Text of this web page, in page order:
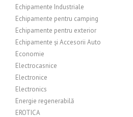
Echipamente Industriale
Echipamente pentru camping
Echipamente pentru exterior
Echipamente și Accesorii Auto
Economie
Electrocasnice
Electronice
Electronics
Energie regenerabilă
EROTICA